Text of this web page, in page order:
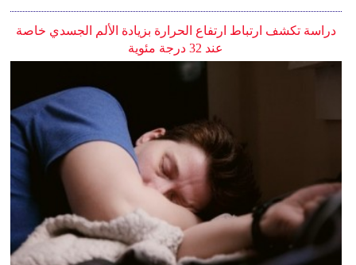
دراسة تكشف ارتباط ارتفاع الحرارة بزيادة الألم الجسدي خاصة
عند 32 درجة مئوية